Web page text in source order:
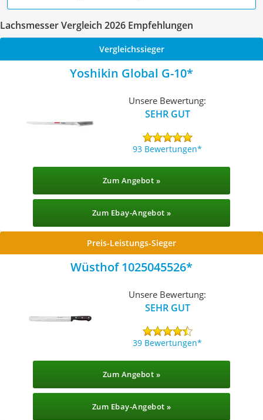
Lachsmesser Vergleich 2026 Empfehlungen
Vergleichssieger
Yoshikin Global G-10
Unsere Bewertung:
SEHR GUT
93 Bewertungen
Zum Angebot »
Zum Ebay-Angebot »
Preis-Leistungs-Sieger
Wüsthof 1025045526
Unsere Bewertung:
SEHR GUT
39 Bewertungen
Zum Angebot »
Zum Ebay-Angebot »